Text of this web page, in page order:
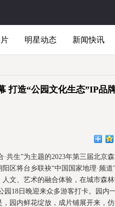
明星动态 新闻快讯
打造“公园文化生态”IP品
生”为主题的2023年第三届北京森
区将台乡联袂“中国国家地理·频道
文、艺术的融合体验，在城市森
日晚迎来众多游客打卡。园内一
园内鲜花绽放，成片铺展开来，